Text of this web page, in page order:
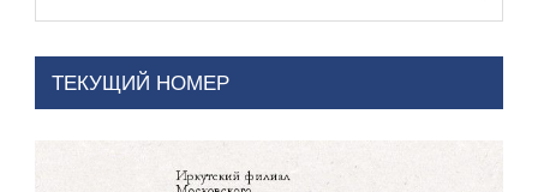
ТЕКУЩИЙ НОМЕР